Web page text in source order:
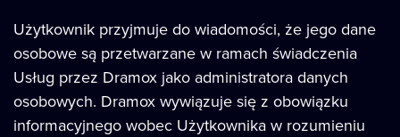
Użytkownik przyjmuje do wiadomości, że jego dane
osobowe są przetwarzane w ramach świadczenia
Usług przez Dramox jako administratora danych
osobowych. Dramox wywiązuje się z obowiązku
informacyjnego wobec Użytkownika w rozumieniu